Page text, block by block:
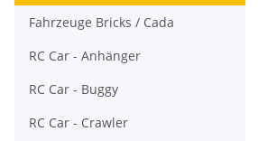
Fahrzeuge Bricks / Cada
RC Car - Anhänger
RC Car - Buggy
RC Car - Crawler